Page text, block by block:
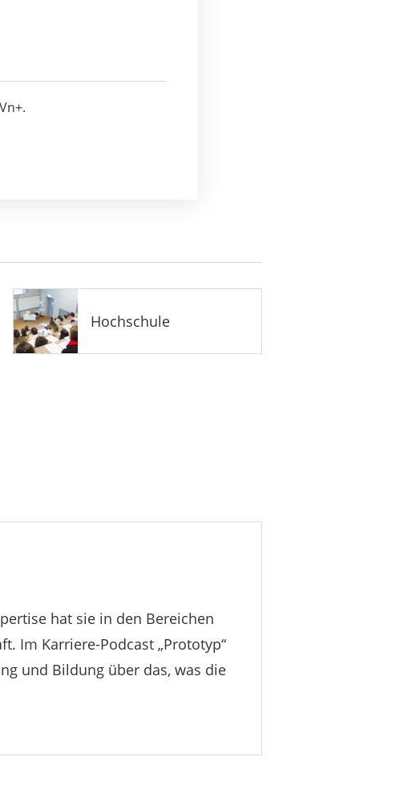
Hochschule
hat sie in den Bereichen
Im Karriere-Podcast „Prototyp“
und Bildung über das, was die